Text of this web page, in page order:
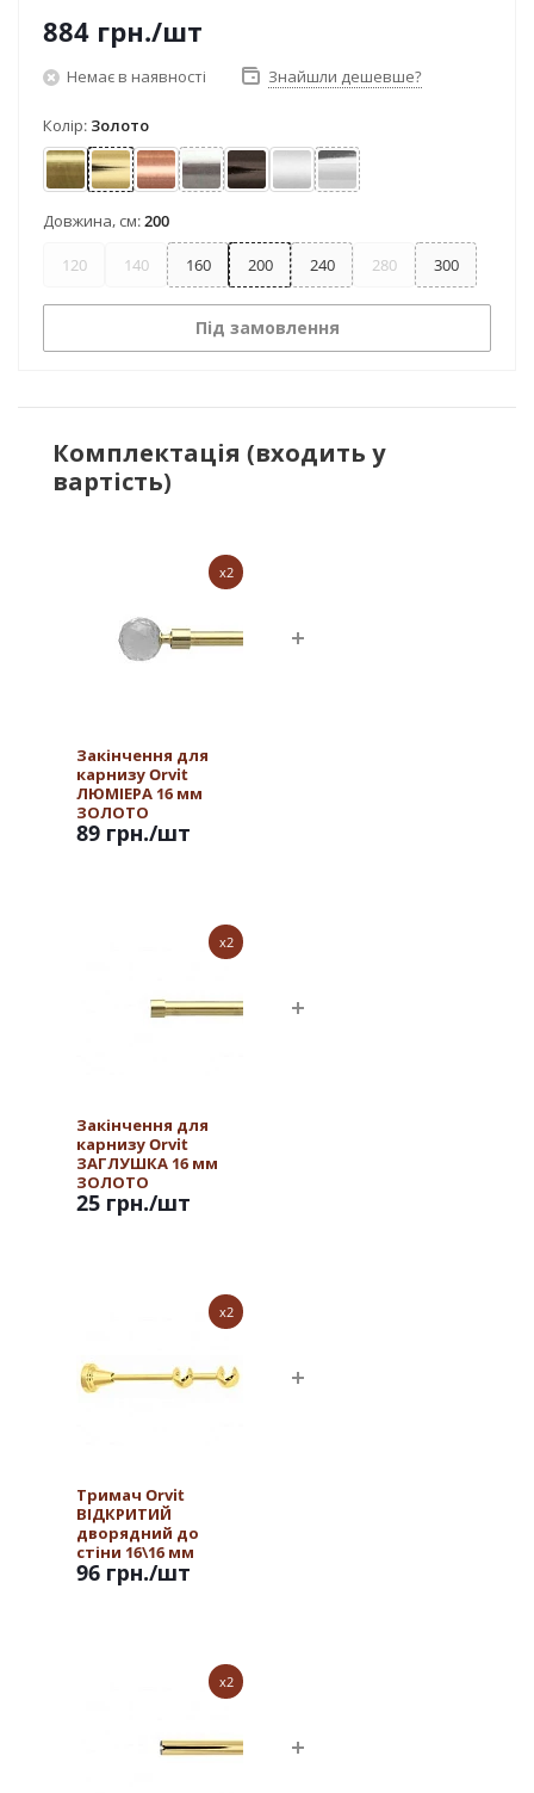
884 грн./шт
Немає в наявності Знайшли дешевше?
Колір: Золото
АнтикЗолотоМідьНержавіюча сталь
ОніксСатин Хром
Довжина, см:200
120 140 160 200 240 280 300
Під замовлення
Комплектація (входить у
вартість)
x2
Закінчення для
карнизу Orvit
ЛЮМІЕРА 16 мм
ЗОЛОТО
89 грн./шт
x2
Закінчення для
карнизу Orvit
ЗАГЛУШКА 16 мм
ЗОЛОТО
25 грн./шт
x2
Тримач Orvit
ВІДКРИТИЙ
дворядний до
стіни 16\16 мм
ЗОЛОТО
96 грн./шт
x2